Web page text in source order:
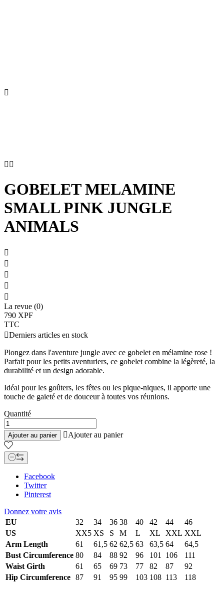

 
GOBELET MELAMINE
SMALL PINK JUNGLE
ANIMALS





La revue (0)
790 XPF
TTC
Derniers articles en stock
Plongez dans l'aventure jungle avec ce gobelet en mélamine rose !
Parfait pour les petits aventuriers, ce gobelet combine la légèreté, la
durabilité et un design adorable.
Idéal pour les goûters, les fêtes ou les pique-niques, il apporte une
touche de gaieté et de douceur à toutes vos réunions.
Quantité
Ajouter au panier Ajouter au panier
Facebook
Twitter
Pinterest
Donnez votre avis
EU
32 34 36 38 40 42 44
46
US
XX5 XS S M L XL XXL XXL
Arm Length
61 61,5 62 62,5 63 63,5 64
64,5
Bust Circumference 80 84 88 92 96 101 106
111
Waist Girth
61 65 69 73 77 82 87
92
Hip Circumference 87 91 95 99 103 108 113 118